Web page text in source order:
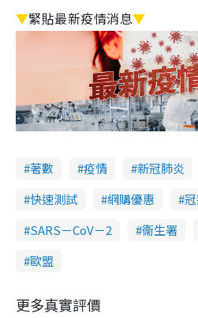
▼緊貼最新疫情消息▼
著數 疫情 新冠肺炎
快速測試
網購優惠
SARS－CoV－2
衞生署
歐盟
更多真實評價